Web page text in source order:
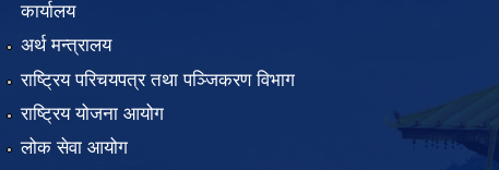
कार्यालय
अर्थ मन्त्रालय
राष्ट्रिय परिचयपत्र तथा पञ्जिकरण विभाग
राष्ट्रिय योजना आयोग
लोक सेवा आयोग